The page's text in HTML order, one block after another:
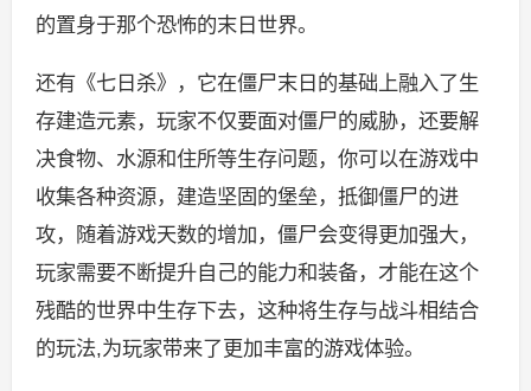
的置身于那个恐怖的末日世界。
还有《七日杀》，它在僵尸末日的基础上融入了生
存建造元素，玩家不仅要面对僵尸的威胁，还要解
决食物、水源和住所等生存问题，你可以在游戏中
收集各种资源，建造坚固的堡垒，抵御僵尸的进
攻，随着游戏天数的增加，僵尸会变得更加强大，
玩家需要不断提升自己的能力和装备，才能在这个
残酷的世界中生存下去，这种将生存与战斗相结合
的玩法,为玩家带来了更加丰富的游戏体验。